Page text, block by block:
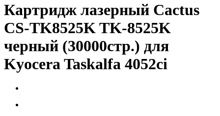
Картридж лазерный Cactus
CS-TK8525K TK-8525K
черный (30000стр.) для
Kyocera Taskalfa 4052ci